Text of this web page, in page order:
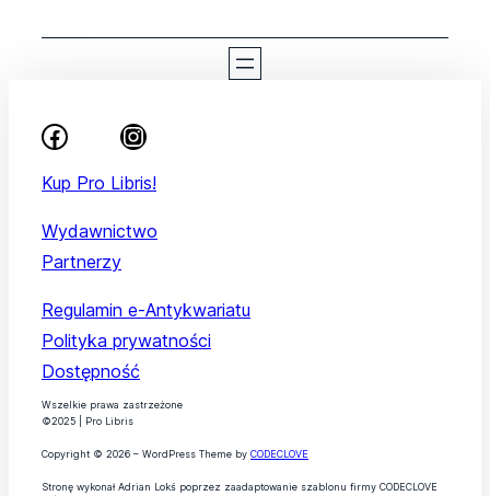
Kup Pro Libris!
Wydawnictwo
Partnerzy
Regulamin e-Antykwariatu
Polityka prywatności
Dostępność
Wszelkie prawa zastrzeżone
©2025 | Pro Libris
Copyright © 2026 – WordPress Theme by CODECLOVE
Stronę wykonał Adrian Lokś poprzez zaadaptowanie szablonu firmy CODECLOVE